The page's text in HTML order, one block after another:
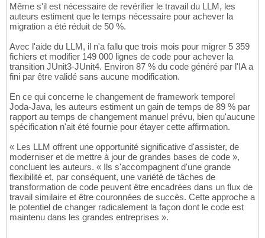
Même s'il est nécessaire de revérifier le travail du LLM, les
auteurs estiment que le temps nécessaire pour achever la
migration a été réduit de 50 %.
Avec l'aide du LLM, il n'a fallu que trois mois pour migrer 5 359
fichiers et modifier 149 000 lignes de code pour achever la
transition JUnit3-JUnit4. Environ 87 % du code généré par l'IA a
fini par être validé sans aucune modification.
En ce qui concerne le changement de framework temporel
Joda-Java, les auteurs estiment un gain de temps de 89 % par
rapport au temps de changement manuel prévu, bien qu'aucune
spécification n'ait été fournie pour étayer cette affirmation.
« Les LLM offrent une opportunité significative d'assister, de
moderniser et de mettre à jour de grandes bases de code »,
concluent les auteurs. « Ils s'accompagnent d'une grande
flexibilité et, par conséquent, une variété de tâches de
transformation de code peuvent être encadrées dans un flux de
travail similaire et être couronnées de succès. Cette approche a
le potentiel de changer radicalement la façon dont le code est
maintenu dans les grandes entreprises ».